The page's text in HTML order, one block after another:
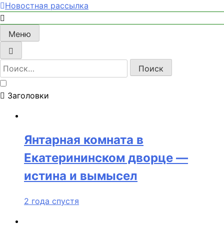
Новостная рассылка
Меню
Найти:
Заголовки
Янтарная комната в
Екатерининском дворце —
истина и вымысел
2 года спустя